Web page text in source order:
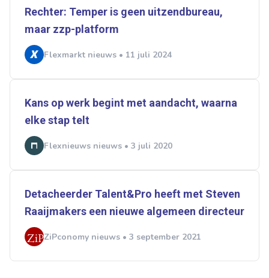
Rechter: Temper is geen uitzendbureau,
maar zzp-platform
Flexmarkt nieuws • 11 juli 2024
Kans op werk begint met aandacht, waarna
elke stap telt
Flexnieuws nieuws • 3 juli 2020
Detacheerder Talent&Pro heeft met Steven
Raaijmakers een nieuwe algemeen directeur
ZiPconomy nieuws • 3 september 2021
Normering Arbeid
ZiPconomy